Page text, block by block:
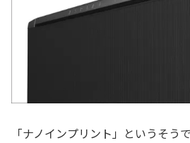
「ナノインプリント」というそう